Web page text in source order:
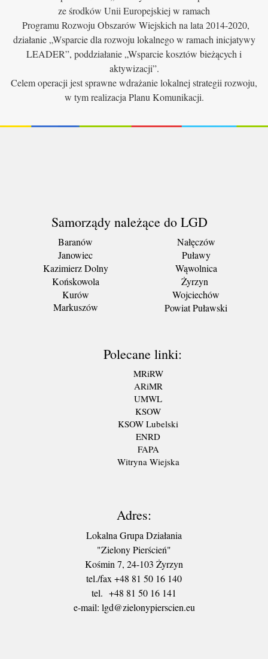
ze środków Unii Europejskiej w ramach
Programu Rozwoju Obszarów Wiejskich na lata 2014-2020,
działanie „Wsparcie dla rozwoju lokalnego w ramach inicjatywy
LEADER”, poddziałanie „Wsparcie kosztów bieżących i
aktywizacji”.
Celem operacji jest sprawne wdrażanie lokalnej strategii rozwoju,
w tym realizacja Planu Komunikacji.
Samorządy należące do LGD
Baranów
Janowiec
Kazimierz Dolny
Końskowola
Kurów
Markuszów
Nałęczów
Puławy
Wąwolnica
Żyrzyn
Wojciechów
Powiat Puławski
Polecane linki:
MRiRW
ARiMR
UMWL
KSOW
KSOW Lubelski
ENRD
FAPA
Witryna Wiejska
Adres:
Lokalna Grupa Działania
"Zielony Pierścień"
Kośmin 7, 24-103 Żyrzyn
tel./fax +48 81 50 16 140
tel. +48 81 50 16 141
​e-mail: lgd@zielonypierscien.eu